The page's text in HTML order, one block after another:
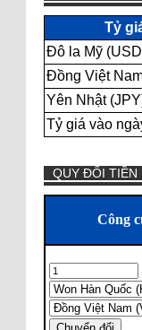
Tỷ
Đô la Mỹ
Đồng Việt
Yên Nhật
Tỷ giá vào
QUY ĐỔI TIỀN